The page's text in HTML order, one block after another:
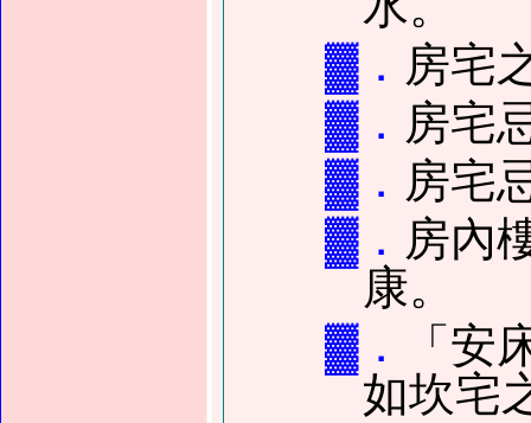
▓． 房宅
▓． 房宅
▓． 房宅
▓． 房內
康。
▓．
「安
如坎宅